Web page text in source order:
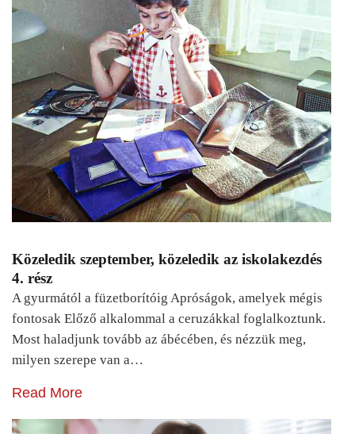
Közeledik szeptember, közeledik az iskolakezdés
4. rész
A gyurmától a füzetborítóig Apróságok, amelyek mégis
fontosak Előző alkalommal a ceruzákkal foglalkoztunk.
Most haladjunk tovább az ábécében, és nézzük meg,
milyen szerepe van a…
Read More